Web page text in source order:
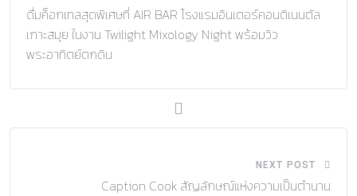
ดื่มค็อกเทลสุดพิเศษที่ AIR BAR โรงแรมอินเตอร์คอนติเนนตัล
เกาะสมุย ในงาน Twilight Mixology Night พร้อมวิว
พระอาทิตย์ตกดิน
NEXT POST
Caption Cook สัญลักษณ์แห่งความเป็นตำนาน